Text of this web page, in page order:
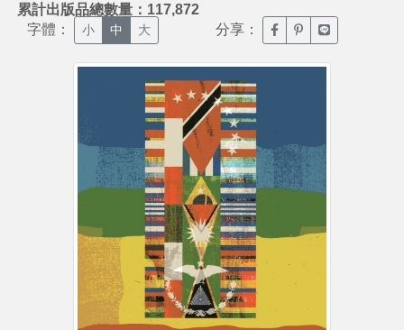
累計出版品總數量：117,872
字體： 小 中 大 分享： 臉書分享(另開新視窗)
噗浪分享(另開新
Line分享(另